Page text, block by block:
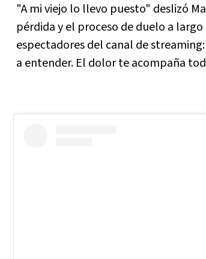
"A mi viejo lo llevo puesto" deslizó
pérdida y el proceso de duelo a
espectadores del canal de
a entender. El dolor te acompaña